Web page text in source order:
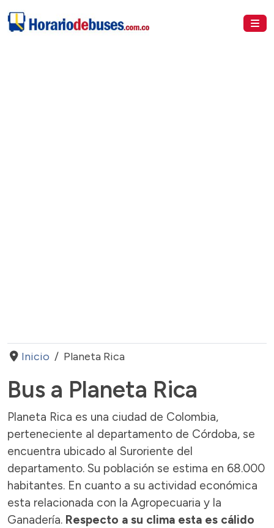
Inicio Planeta Rica
Bus a Planeta Rica
Planeta Rica es una ciudad de Colombia,
perteneciente al departamento de Córdoba, se
encuentra ubicado al Suroriente del
departamento. Su población se estima en 68.000
habitantes. En cuanto a su actividad económica
esta relacionada con la Agropecuaria y la
Ganadería. Respecto a su clima esta es cálido